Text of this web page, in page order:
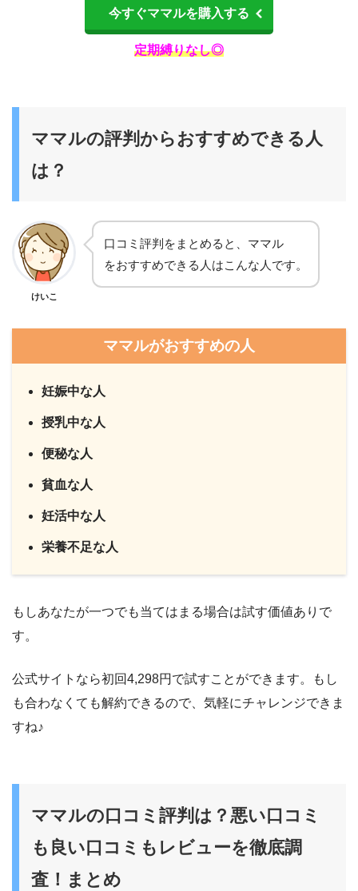
今すぐママルを購入する
定期縛りなし◎
ママルの評判からおすすめできる人
は？
けいこ
口コミ評判をまとめると、ママル
をおすすめできる人はこんな人です。
ママルがおすすめの人
妊娠中な人
授乳中な人
便秘な人
貧血な人
妊活中な人
栄養不足な人
もしあなたが一つでも当てはまる場合は試す価値ありで
す。
公式サイトなら初回4,298円で試すことができます。もし
も合わなくても解約できるので、気軽にチャレンジできま
すね♪
ママルの口コミ評判は？悪い口コミ
も良い口コミもレビューを徹底調
査！まとめ